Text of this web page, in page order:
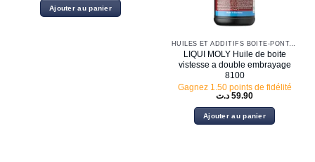
Ajouter au panier
HUILES ET ADDITIFS BOITE-PONT-DIRECTION
LIQUI MOLY Huile de boite
vistesse a double embrayage
8100
Gagnez 1.50 points de fidélité
59.90 د.ت
Ajouter au panier